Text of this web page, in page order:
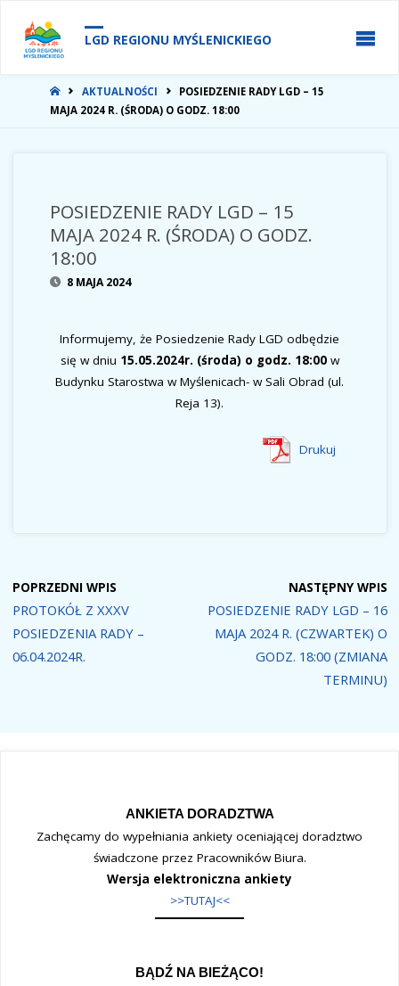
LGD REGIONU MYŚLENICKIEGO
STRONA
GŁÓWNA
AKTUALNOŚCI
POSIEDZENIE RADY LGD – 15
MAJA 2024 R. (ŚRODA) O GODZ. 18:00
POSIEDZENIE RADY LGD – 15
MAJA 2024 R. (ŚRODA) O GODZ.
18:00
8 MAJA 2024
Informujemy, że Posiedzenie Rady LGD odbędzie
się w dniu 15.05.2024r. (środa) o godz. 18:00w
Budynku Starostwa w Myślenicach- w Sali Obrad (ul.
Reja 13).
Drukuj
POPRZEDNI WPIS
PROTOKÓŁ Z XXXV
POSIEDZENIA RADY –
06.04.2024R.
NASTĘPNY WPIS
POSIEDZENIE RADY LGD – 16
MAJA 2024 R. (CZWARTEK) O
GODZ. 18:00 (ZMIANA
TERMINU)
ANKIETA DORADZTWA
Zachęcamy do wypełniania ankiety oceniającej doradztwo
świadczone przez Pracowników Biura.
Wersja elektroniczna ankiety
>>TUTAJ<<
BĄDŹ NA BIEŻĄCO!